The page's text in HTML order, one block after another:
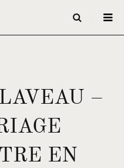
–
EN